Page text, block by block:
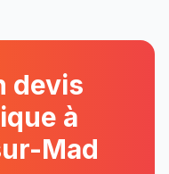
devis
à
Mad